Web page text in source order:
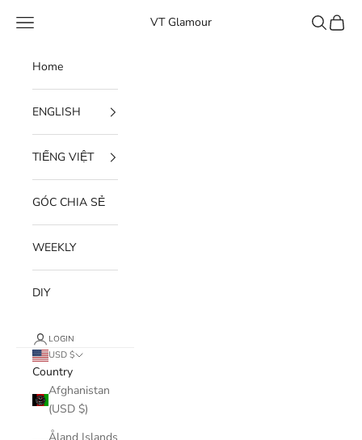
VT Glamour
Open navigation menu OpenOpen
Home
ENGLISH
TIẾNG VIỆT
GÓC CHIA SẺ
WEEKLY
DIY
LOGIN
USD $
Country
Afghanistan
(USD $)